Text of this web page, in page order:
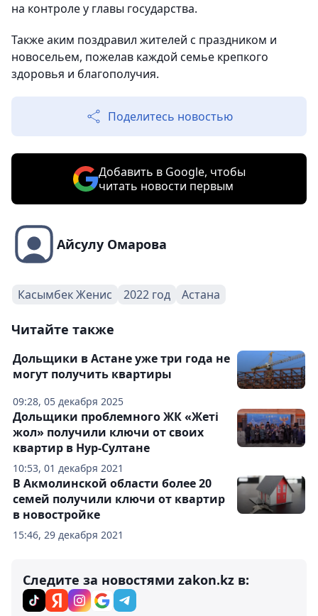
на контроле у главы государства.
Также аким поздравил жителей с праздником и
новосельем, пожелав каждой семье крепкого
здоровья и благополучия.
Поделитесь новостью
Добавить в Google, чтобы
читать новости первым
Айсулу Омарова
Касымбек Женис 2022 год Астана
Читайте также
09:28, 05 декабря 2025
Дольщики в Астане уже три года не
могут получить квартиры
10:53, 01 декабря 2021
Дольщики проблемного ЖК «Жеті
жол» получили ключи от своих
квартир в Нур-Султане
15:46, 29 декабря 2021
В Акмолинской области более 20
семей получили ключи от квартир
в новостройке
Следите за новостями zakon.kz в: